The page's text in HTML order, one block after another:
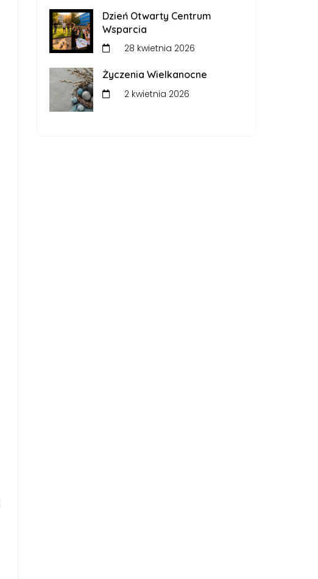
Dzień Otwarty Centrum
Wsparcia
28 kwietnia 2026
Życzenia Wielkanocne
2 kwietnia 2026